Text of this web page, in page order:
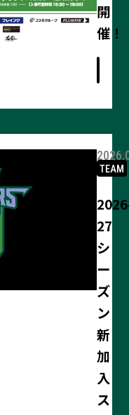
開
催！
記
事
る
TEAM
27
シ
ー
ズ
ン
新
加
入
ス